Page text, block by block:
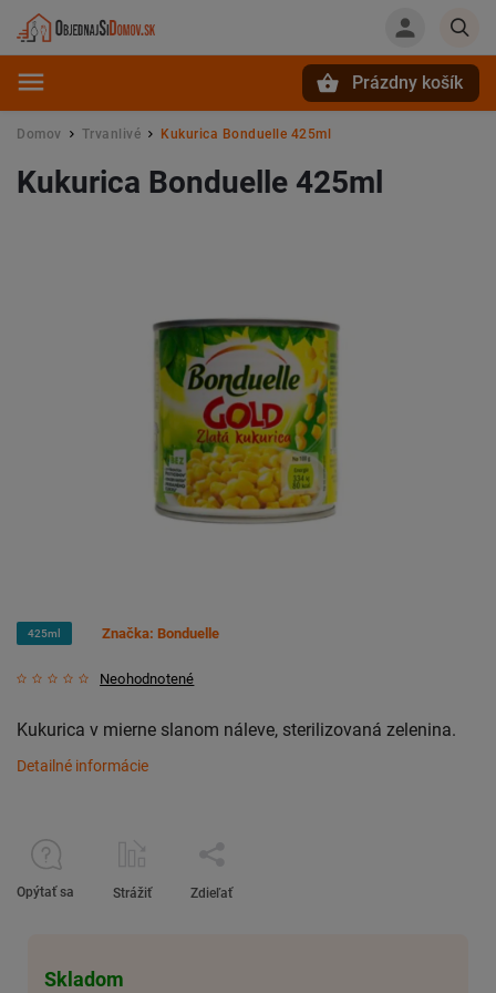
Prázdny košík
Domov / Trvanlivé / Kukurica Bonduelle 425ml
Kukurica Bonduelle 425ml
425ml
Neohodnotené
Značka: Bonduelle
Skladom
Kukurica v mierne slanom náleve, sterilizovaná zelenina.
Detailné informácie
Opýtať sa Strážiť Zdieľať